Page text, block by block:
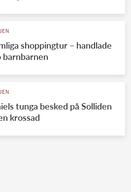
shoppingtur – handlade
barnbarnen
tunga besked på Solliden
krossad